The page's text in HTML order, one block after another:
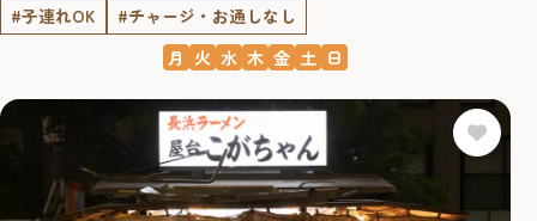
#子連れOK
#チャージ・お通しなし
月 火 水 木 金 土 日